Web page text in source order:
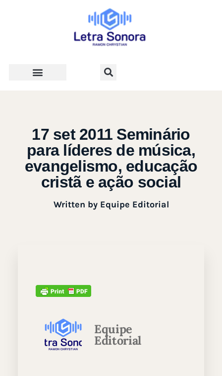
17 set 2011 Seminário
para líderes de música,
evangelismo, educação
cristã e ação social
Written byEquipe Editorial
Equipe
Editorial